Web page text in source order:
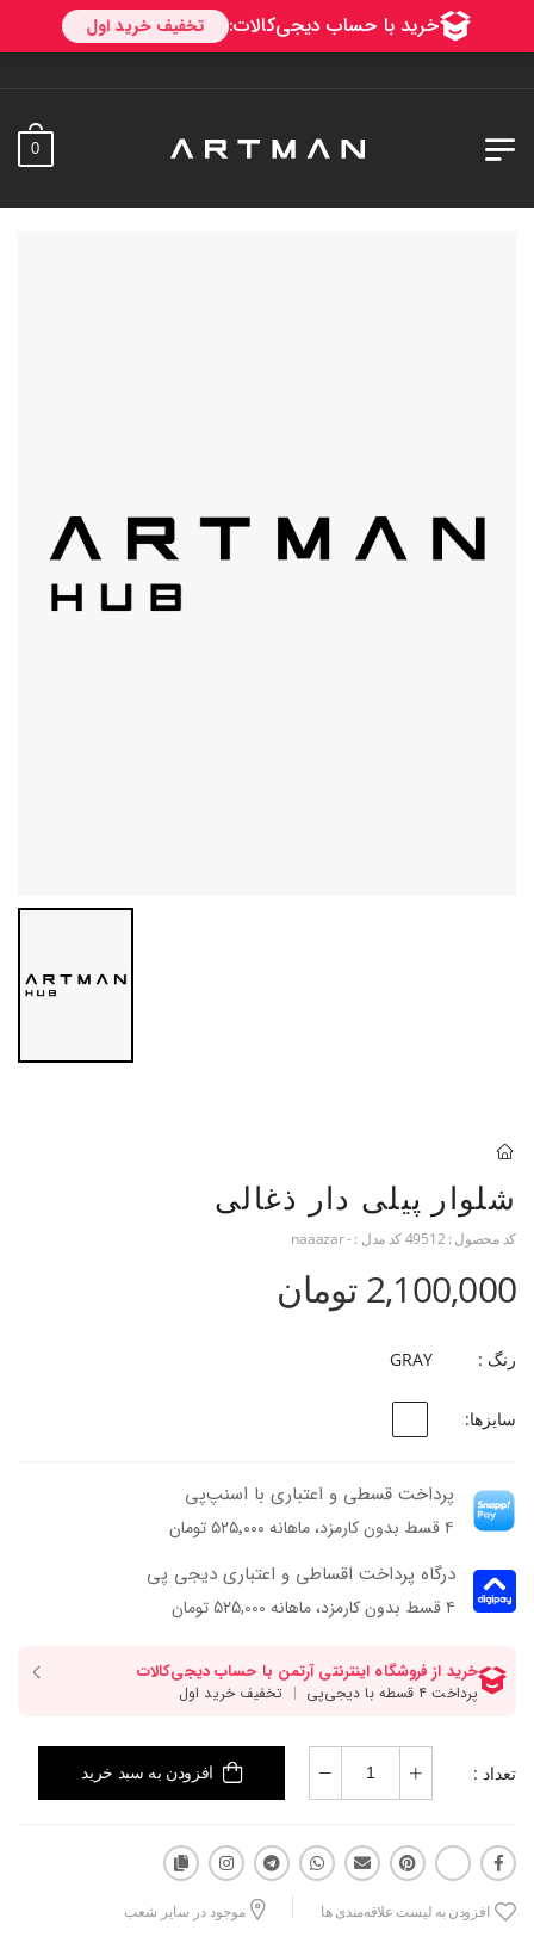
0
شلوار پیلی دار ذغالی
کد محصول : 49512کد مدل :- naaazar
2,100,000 تومان
رنگ : GRAY
سایزها:
پرداخت قسطی و اعتباری با اسنپ‌پی
۴ قسط بدون کارمزد، ماهانه ۵۲۵٬۰۰۰ تومان
درگاه پرداخت اقساطی و اعتباری دیجی پی
۴ قسط بدون کارمزد، ماهانه 525,000 تومان
تعداد : افزودن به سبد خرید
افزودن به لیست علاقه‌مندی ها موجود در سایر شعب